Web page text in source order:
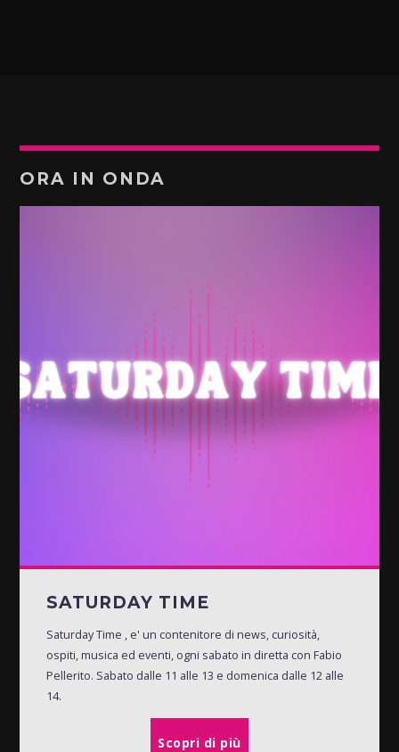
ORA IN ONDA
SATURDAY TIME
Saturday Time , e' un contenitore di news, curiosità,
ospiti, musica ed eventi, ogni sabato in diretta con Fabio
Pellerito. Sabato dalle 11 alle 13 e domenica dalle 12 alle
14.
Scopri di più